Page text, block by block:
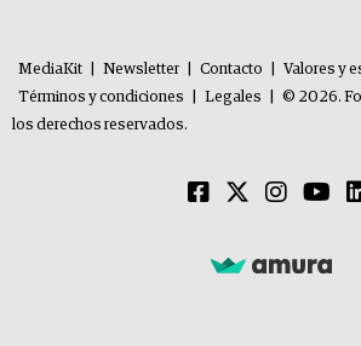
MediaKit Newsletter Contacto Valores y
Términos y condiciones
Legales
© 2026.
los derechos reservados.